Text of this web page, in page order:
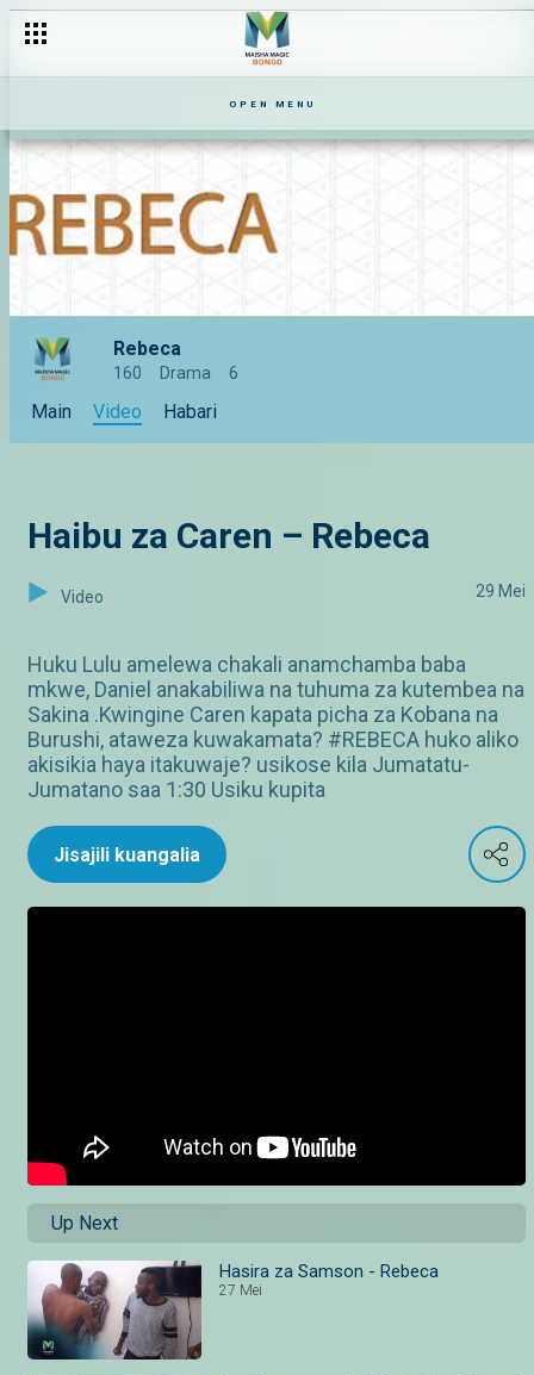
OPEN MENU
Rebeca
160 Drama 6
Main Video Habari
Haibu za Caren – Rebeca
Video 29 Mei
Huku Lulu amelewa chakali anamchamba baba
mkwe, Daniel anakabiliwa na tuhuma za kutembea na
Sakina .Kwingine Caren kapata picha za Kobana na
Burushi, ataweza kuwakamata? #REBECA huko aliko
akisikia haya itakuwaje? usikose kila Jumatatu-
Jumatano saa 1:30 Usiku kupita
Jisajili kuangalia
Up Next
Hasira za Samson - Rebeca
27 Mei